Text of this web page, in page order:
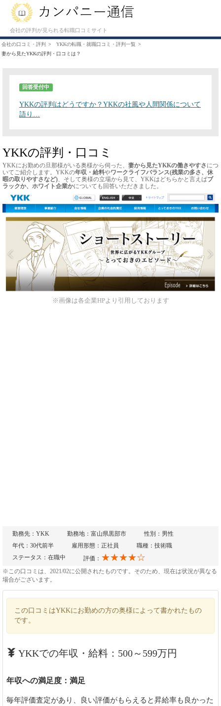
会社の評判が見られる転職口コミサイト
会社の口コミ・評判
YKKの転職・就職口コミ・評判一覧
妻から見たYKKの評判・口コミは？
回答受付中
YKKの評判はどうですか？YKKの社風や人間関係について
語り…
YKKの評判・口コミ
YKKにお勤めの旦那様がいる奥様から伺った、 妻から見たYKKの働きやすさ につ
いてご紹介します。YKKの年収・給料やワークライフバランス(残業の多さ、休
暇の取りやすさなど)、そして奥様の立場から見て、YKKはどちらかと言えばブ
ラックか、ホワイト企業かについても回答いただきました。
※画像は各企業HPより引用しております
勤務先：YKK 勤務地：富山県黒部市
性別：男性
年代：30代前半
雇用形態：正社員
職種：技術職
ステータス：在職中
評価： ★★★★☆
※この口コミは、2021/02に公開されたものです。そのため、現在は状況が異なる
場合がございます。
この口コミはYKKにお勤めの方の奥様によって書かれたもの
です。
YKKでの年収・給料：500～599万円
年収への満足度：満足
毎年評価査定があり、良い評価がもらえると昇給率も良かった